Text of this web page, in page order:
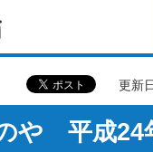
更新
や 平成24